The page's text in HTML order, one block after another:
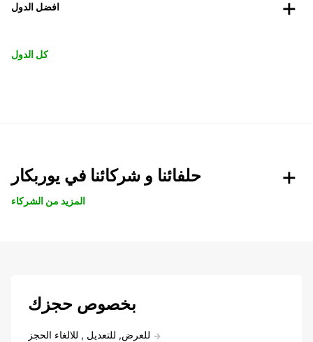
افضل الدول
كل الدول
حلفائنا و شركائنا في يوربكار
المزيد من الشركاء
بخصوص حجزك
للعرض, للتعديل , للالغاء الحجز